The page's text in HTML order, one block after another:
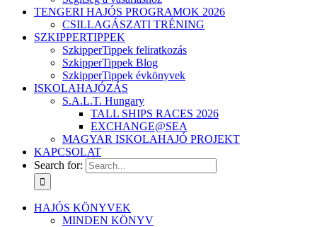
TENGERI HAJÓS PROGRAMOK 2026
CSILLAGÁSZATI TRÉNING
SZKIPPERTIPPEK
SzkipperTippek feliratkozás
SzkipperTippek Blog
SzkipperTippek évkönyvek
ISKOLAHAJÓZÁS
S.A.L.T. Hungary
TALL SHIPS RACES 2026
EXCHANGE@SEA
MAGYAR ISKOLAHAJÓ PROJEKT
KAPCSOLAT
Search for:
HAJÓS KÖNYVEK
MINDEN KÖNYV